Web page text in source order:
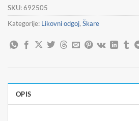
SKU:692505
Kategorije: Likovni odgoj, Škare
OPIS